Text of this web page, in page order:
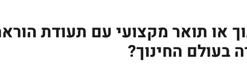
או תואר מקצועי עם תעודת
בעולם החינוך?